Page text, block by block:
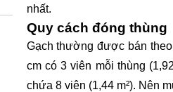
nhất.
Quy cách đóng thùng
Gạch thường được bán
cm có 3 viên mỗi thùng
chứa 8 viên (1,44 m²). Nên